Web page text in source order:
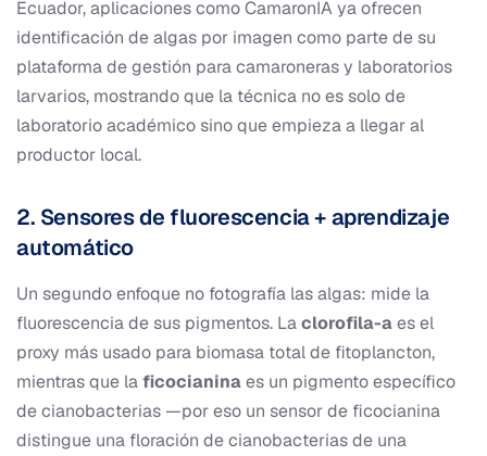
Ecuador, aplicaciones como CamaronIA ya ofrecen
identificación de algas por imagen como parte de su
plataforma de gestión para camaroneras y laboratorios
larvarios, mostrando que la técnica no es solo de
laboratorio académico sino que empieza a llegar al
productor local.
2. Sensores de fluorescencia + aprendizaje
automático
Un segundo enfoque no fotografía las algas: mide la
fluorescencia de sus pigmentos. Laclorofila-aes el
proxy más usado para biomasa total de fitoplancton,
mientras que laficocianinaes un pigmento específico
de cianobacterias —por eso un sensor de ficocianina
distingue una floración de cianobacterias de una